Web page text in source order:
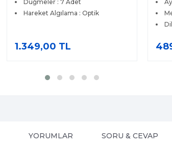
Düğmeler : 7 Adet
Hareket Algılama : Optik
1.349,00 TL
YORUMLAR SORU & CEVAP